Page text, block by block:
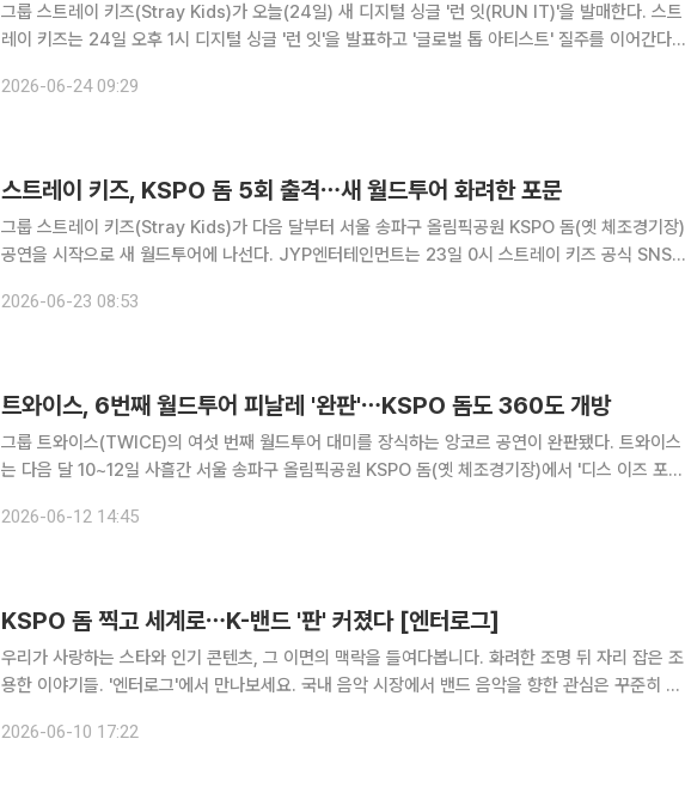
그룹 스트레이 키즈(Stray Kids)가 오늘(24일) 새 디지털 싱글 '런 잇(RUN IT)'을 발매한다. 스트
레이 키즈는 24일 오후 1시 디지털 싱글 '런 잇'을 발표하고 '글로벌 톱 아티스트' 질주를 이어간다.
뛰어난 영상미를 구현, 글로벌
2026-06-24 09:29
스트레이 키즈, KSPO 돔 5회 출격⋯새 월드투어 화려한 포문
그룹 스트레이 키즈(Stray Kids)가 다음 달부터 서울 송파구 올림픽공원 KSPO 돔(옛 체조경기장)
공연을 시작으로 새 월드투어에 나선다. JYP엔터테인먼트는 23일 0시 스트레이 키즈 공식 SNS
2026-06-23 08:53
트와이스, 6번째 월드투어 피날레 '완판'⋯KSPO 돔도 360도 개방
그룹 트와이스(TWICE)의 여섯 번째 월드투어 대미를 장식하는 앙코르 공연이 완판됐다. 트와이스
는 다음 달 10~12일 사흘간 서울 송파구 올림픽공원 KSPO 돔(옛 체조경기장)에서 '디스 이즈 포
럽 원스 5기 회원을 대상으로 티켓 선예매와 1
2026-06-12 14:45
KSPO 돔 찍고 세계로⋯K-밴드 '판' 커졌다 [엔터로그]
우리가 사랑하는 스타와 인기 콘텐츠, 그 이면의 맥락을 들여다봅니다. 화려한 조명 뒤 자리 잡은 조
용한 이야기들. '엔터로그'에서 만나보세요. 국내 음악 시장에서 밴드 음악을 향한 관심은 꾸준히 이
적인 장면이 아닌데요. 기타 리프와 드럼 사운드, 관객의 떼
2026-06-10 17:22